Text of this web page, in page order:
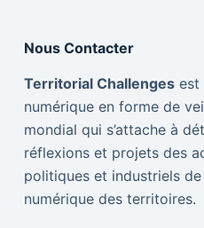
Nous Contacter
Territorial Challengesest
numérique en forme de
mondial qui s’attache à
réflexions et projets des
politiques et industriels
numérique des territoires.